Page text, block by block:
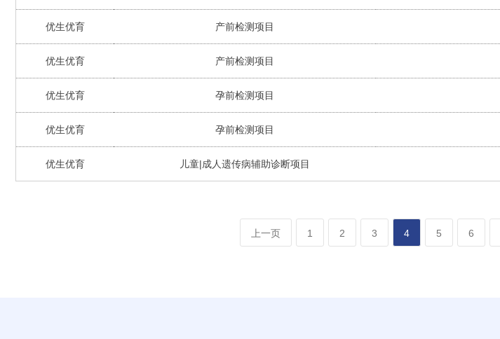
优生优育 产前检测项目
优生优育 产前检测项目
优生优育 孕前检测项目
优生优育 孕前检测项目
优生优育 儿童|成人遗传病辅助诊断项目
上一页 1 2 3 4 5 6